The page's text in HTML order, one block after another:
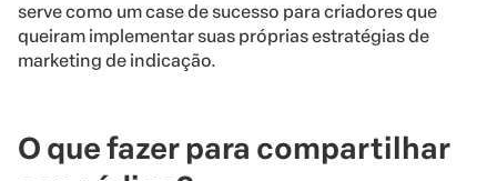
serve como um case de sucesso para criadores que
queiram implementar suas próprias estratégias de
marketing de indicação.
O que fazer para compartilhar